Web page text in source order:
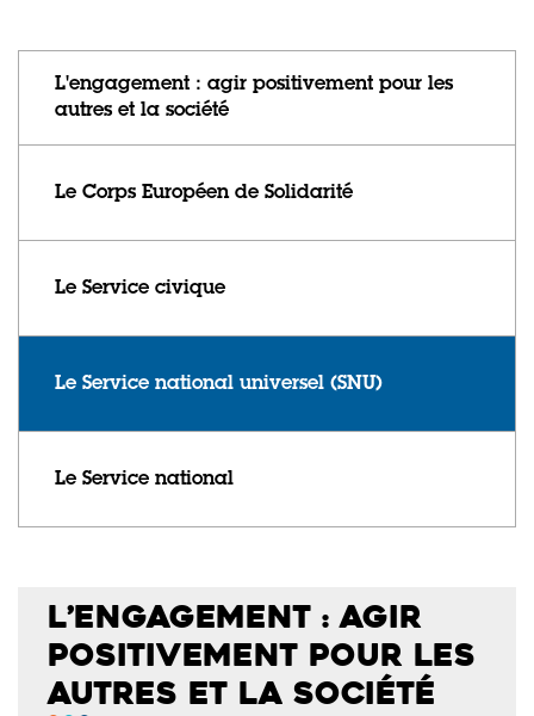
L'engagement : agir positivement pour les
autres et la société
Le Corps Européen de Solidarité
Le Service civique
Le Service national universel (SNU)
Le Service national
L’ENGAGEMENT : AGIR
POSITIVEMENT POUR LES
AUTRES ET LA SOCIÉTÉ